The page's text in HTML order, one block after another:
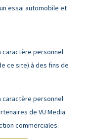
essai automobile et
caractère personnel
ce site) à des fins de
caractère personnel
de VU Media
commerciales.